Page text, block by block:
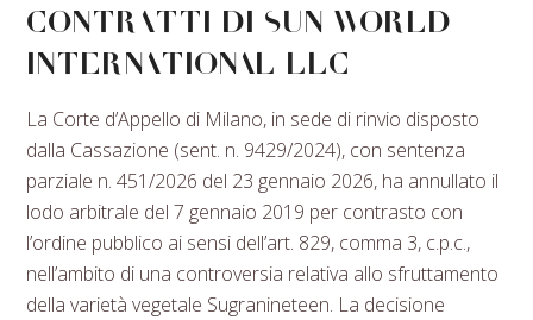
CONTRATTI DI SUN WORLD
INTERNATIONAL LLC
La Corte d’Appello di Milano, in sede di rinvio disposto
dalla Cassazione (sent. n. 9429/2024), con sentenza
parziale n. 451/2026 del 23 gennaio 2026, ha annullato il
lodo arbitrale del 7 gennaio 2019 per contrasto con
l’ordine pubblico ai sensi dell’art. 829, comma 3, c.p.c.,
nell’ambito di una controversia relativa allo sfruttamento
della varietà vegetale Sugranineteen. La decisione